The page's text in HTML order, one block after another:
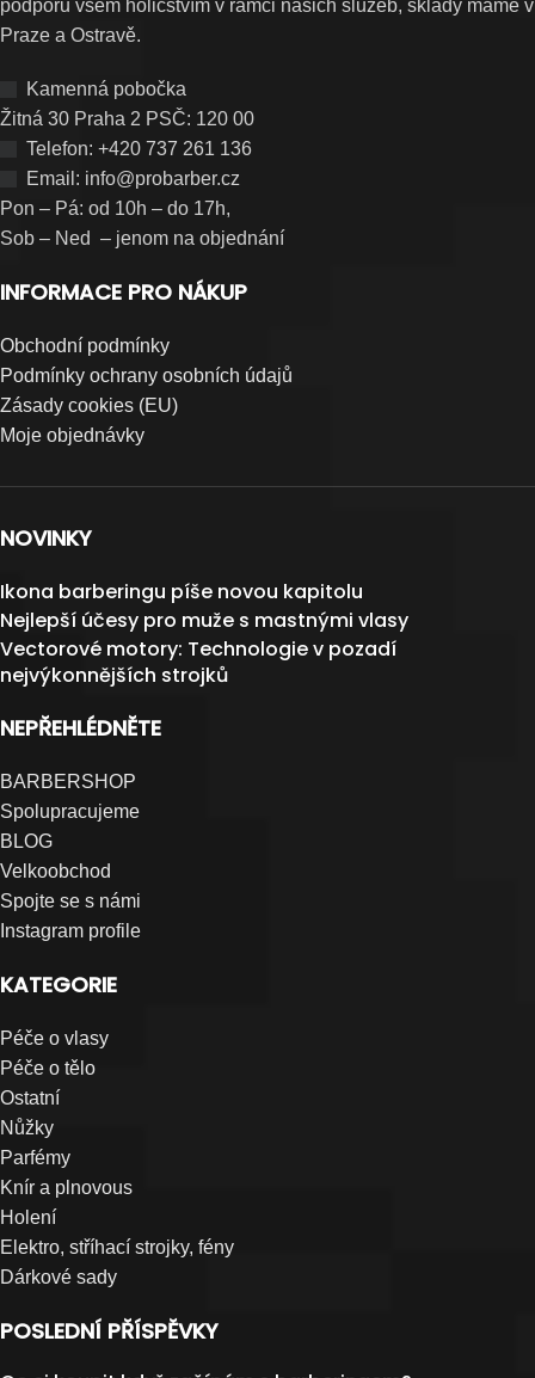
podporu všem holičstvím v rámci našich služeb, sklady máme v
Praze a Ostravě.
Kamenná pobočka
Žitná 30 Praha 2 PSČ: 120 00
Telefon: +420 737 261 136
Email: info@probarber.cz
Pon – Pá: od 10h – do 17h,
Sob – Ned – jenom na objednání
INFORMACE PRO NÁKUP
Obchodní podmínky
Podmínky ochrany osobních údajů
Zásady cookies (EU)
Moje objednávky
NOVINKY
Ikona barberingu píše novou kapitolu
Nejlepší účesy pro muže s mastnými vlasy
Vectorové motory: Technologie v pozadí
nejvýkonnějších strojků
NEPŘEHLÉDNĚTE
BARBERSHOP
Spolupracujeme
BLOG
Velkoobchod
Spojte se s námi
Instagram profile
KATEGORIE
Péče o vlasy
Péče o tělo
Ostatní
Nůžky
Parfémy
Knír a plnovous
Holení
Elektro, stříhací strojky, fény
Dárkové sady
POSLEDNÍ PŘÍSPĚVKY